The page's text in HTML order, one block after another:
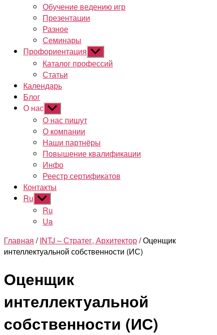
Обучение ведению игр
Презентации
Разное
Семинары
Профориентация Показывать
подменю
Каталог профессий
Статьи
Календарь
Блог
О нас Показывать
подменю
О нас пишут
О компании
Наши партнёры
Повышение квалификации
Инфо
Реестр сертификатов
Контакты
Ru Показывать
подменю
Ru
Ua
Главная /INTJ – Стратег, Архитектор/ Оценщик
интеллектуальной собственности (ИС)
Оценщик
интеллектуальной
собственности (ИС)